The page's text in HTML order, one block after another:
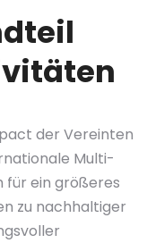
der Vereinten
Multi-
für ein größeres
zu nachhaltiger